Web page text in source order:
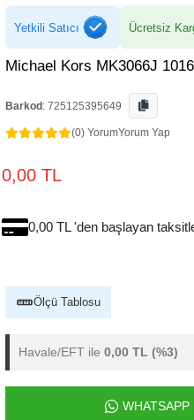
Yetkili Satıcı Ücretsiz
Michael Kors MK3066J
Barkod : 725125395649
(0) YorumYorum Yap
0,00 TL
0,00 TL 'den başlayan
Ölçü Tablosu
Havale/EFT ile 0,00 TL (%3)
WHATSAPP